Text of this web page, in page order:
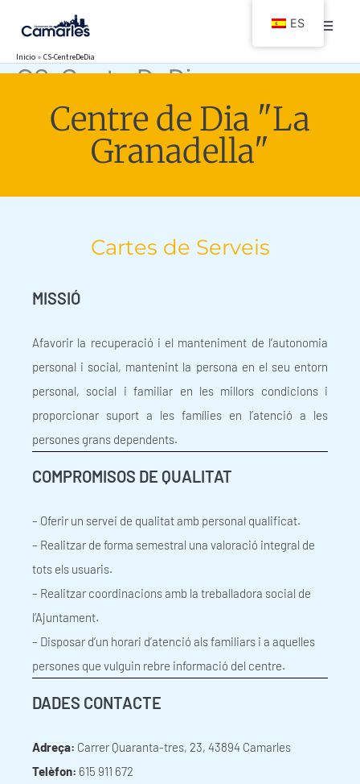
contenido
Inicio CS-CentreDeDia
CS-CentreDeDia
Centre de Dia "La
Granadella"
Cartes de Serveis
MISSIÓ
Afavorir la recuperació i el manteniment de l’autonomia
personal i social, mantenint la persona en el seu entorn
personal, social i familiar en les millors condicions i
proporcionar suport a les famílies en l’atenció a les
persones grans dependents.
COMPROMISOS DE QUALITAT
– Oferir un servei de qualitat amb personal qualificat.
– Realitzar de forma semestral una valoració integral de
tots els usuaris.
– Realitzar coordinacions amb la treballadora social de
l’Ajuntament.
– Disposar d’un horari d’atenció als familiars i a aquelles
persones que vulguin rebre informació del centre.
DADES CONTACTE
Adreça: Carrer Quaranta-tres, 23, 43894 Camarles
Telèfon: 615 911 672
ES